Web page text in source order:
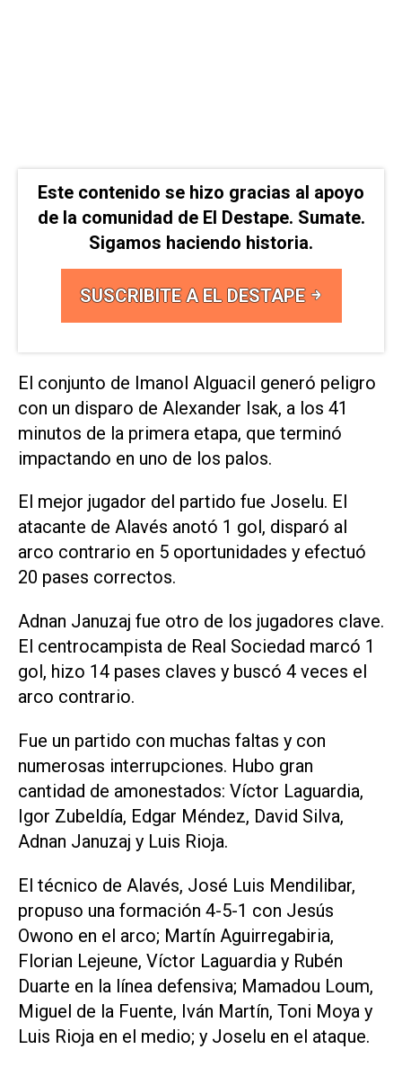
Este contenido se hizo gracias al apoyo
de la comunidad de El Destape. Sumate.
Sigamos haciendo historia.
SUSCRIBITE A EL DESTAPE
El conjunto de Imanol Alguacil generó peligro
con un disparo de Alexander Isak, a los 41
minutos de la primera etapa, que terminó
impactando en uno de los palos.
El mejor jugador del partido fue Joselu. El
atacante de Alavés anotó 1 gol, disparó al
arco contrario en 5 oportunidades y efectuó
20 pases correctos.
Adnan Januzaj fue otro de los jugadores clave.
El centrocampista de Real Sociedad marcó 1
gol, hizo 14 pases claves y buscó 4 veces el
arco contrario.
Fue un partido con muchas faltas y con
numerosas interrupciones. Hubo gran
cantidad de amonestados: Víctor Laguardia,
Igor Zubeldía, Edgar Méndez, David Silva,
Adnan Januzaj y Luis Rioja.
El técnico de Alavés, José Luis Mendilibar,
propuso una formación 4-5-1 con Jesús
Owono en el arco; Martín Aguirregabiria,
Florian Lejeune, Víctor Laguardia y Rubén
Duarte en la línea defensiva; Mamadou Loum,
Miguel de la Fuente, Iván Martín, Toni Moya y
Luis Rioja en el medio; y Joselu en el ataque.